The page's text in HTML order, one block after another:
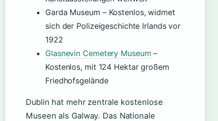
Garda Museum – Kostenlos, widmet
sich der Polizeigeschichte Irlands vor
1922
Glasnevin Cemetery Museum –
Kostenlos, mit 124 Hektar großem
Friedhofsgelände
Dublin hat mehr zentrale kostenlose
Museen als Galway. Das Nationale